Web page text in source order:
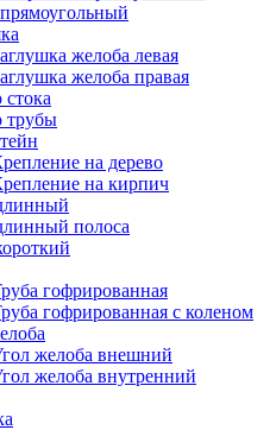
желоба левая
желоба правая
трубы
на дерево
на кирпич
полоса
гофрированная
гофрированная с коленом
желоба внешний
желоба внутренний